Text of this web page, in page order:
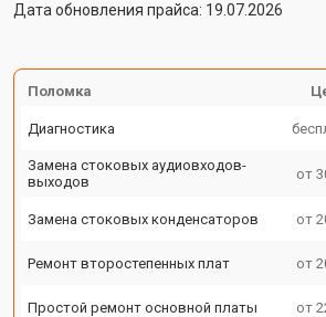
Дата обновления прайса: 19.07.2026
Поломка
Диагностика
Замена стоковых аудиовходов-
выходов
от
Замена стоковых конденсаторов от
Ремонт второстепенных плат от
Простой ремонт основной платы от